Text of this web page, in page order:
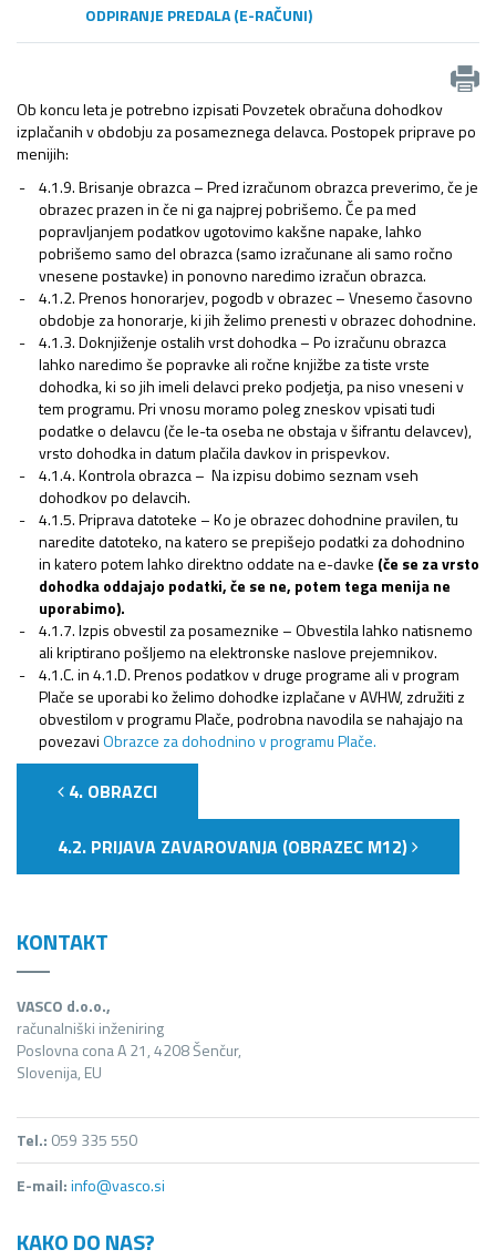
ODPIRANJE PREDALA (E-RAČUNI)
Ob koncu leta je potrebno izpisati Povzetek obračuna dohodkov
izplačanih v obdobju za posameznega delavca. Postopek priprave po
menijih:
4.1.9. Brisanje obrazca – Pred izračunom obrazca preverimo, če je
obrazec prazen in če ni ga najprej pobrišemo. Če pa med
popravljanjem podatkov ugotovimo kakšne napake, lahko
pobrišemo samo del obrazca (samo izračunane ali samo ročno
vnesene postavke) in ponovno naredimo izračun obrazca.
4.1.2. Prenos honorarjev, pogodb v obrazec – Vnesemo časovno
obdobje za honorarje, ki jih želimo prenesti v obrazec dohodnine.
4.1.3. Doknjiženje ostalih vrst dohodka – Po izračunu obrazca
lahko naredimo še popravke ali ročne knjižbe za tiste vrste
dohodka, ki so jih imeli delavci preko podjetja, pa niso vneseni v
tem programu. Pri vnosu moramo poleg zneskov vpisati tudi
podatke o delavcu (če le-ta oseba ne obstaja v šifrantu delavcev),
vrsto dohodka in datum plačila davkov in prispevkov.
4.1.4. Kontrola obrazca – Na izpisu dobimo seznam vseh
dohodkov po delavcih.
4.1.5. Priprava datoteke – Ko je obrazec dohodnine pravilen, tu
naredite datoteko, na katero se prepišejo podatki za dohodnino
in katero potem lahko direktno oddate na e-davke (če se za vrsto
dohodka oddajajo podatki, če se ne, potem tega menija ne
uporabimo).
4.1.7. Izpis obvestil za posameznike – Obvestila lahko natisnemo
ali kriptirano pošljemo na elektronske naslove prejemnikov.
4.1.C. in 4.1.D. Prenos podatkov v druge programe ali v program
Plače se uporabi ko želimo dohodke izplačane v AVHW, združiti z
obvestilom v programu Plače, podrobna navodila se nahajajo na
povezaviObrazce za dohodnino v programu Plače.
4. OBRAZCI
4.2. PRIJAVA ZAVAROVANJA (OBRAZEC M12)
KONTAKT
VASCO d.o.o.,
računalniški inženiring
Poslovna cona A 21, 4208 Šenčur,
Slovenija, EU
Tel.: 059 335 550
E-mail:info@vasco.si
KAKO DO NAS?